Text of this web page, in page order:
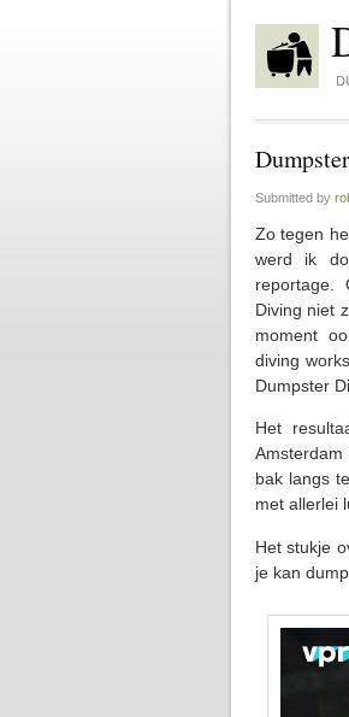
Submitted by
Zo tegen
werd ik
Diving niet
moment
diving
Dumpster
Het
bak langs
met allerlei
Het stukje
je kan